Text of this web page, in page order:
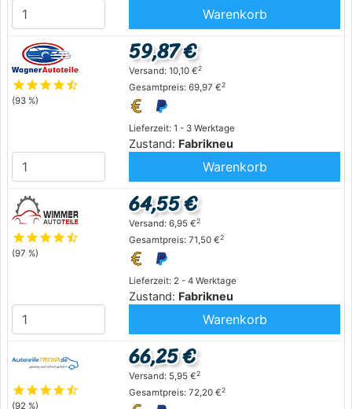
Warenkorb
starstarstarstarstar_half
(93 %)
Lieferzeit: 1 - 3 Werktage
Zustand: Fabrikneu
59,87 €
Versand: 10,10 €2
Gesamtpreis: 69,97 €2
Warenkorb
starstarstarstarstar_half
(97 %)
Lieferzeit: 2 - 4 Werktage
Zustand: Fabrikneu
64,55 €
Versand: 6,95 €2
Gesamtpreis: 71,50 €2
Warenkorb
starstarstarstarstar_half
(92 %)
66,25 €
Versand: 5,95 €2
Gesamtpreis: 72,20 €2